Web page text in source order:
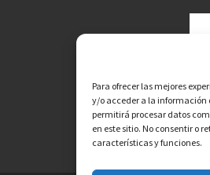
Para ofrecer las mejores
y/o acceder a la información
permitirá procesar datos
en este sitio. No consentir o
características y funciones.